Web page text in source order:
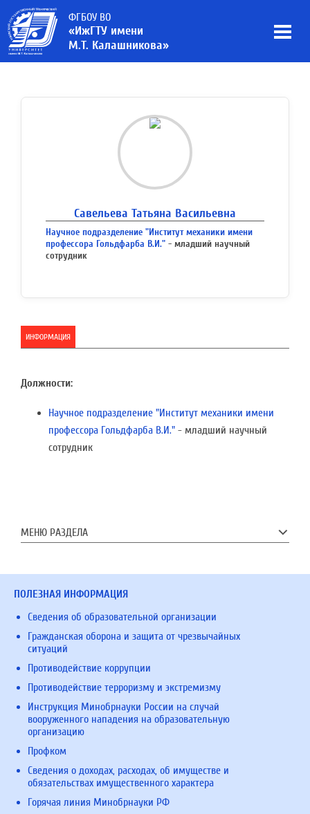
ФГБОУ ВО
«ИжГТУ имени
М.Т. Калашникова»
Савельева Татьяна Васильевна
Научное подразделение "Институт механики имени
профессора Гольдфарба В.И." - младший научный
сотрудник
ИНФОРМАЦИЯ
Должности:
Научное подразделение "Институт механики имени
профессора Гольдфарба В.И." - младший научный
сотрудник
МЕНЮ РАЗДЕЛА
ПОЛЕЗНАЯ ИНФОРМАЦИЯ
Сведения об образовательной организации
Гражданская оборона и защита от чрезвычайных
ситуаций
Противодействие коррупции
Противодействие терроризму и экстремизму
Инструкция Минобрнауки России на случай
вооруженного нападения на образовательную
организацию
Профком
Сведения о доходах, расходах, об имуществе и
обязательствах имущественного характера
Горячая линия Минобрнауки РФ